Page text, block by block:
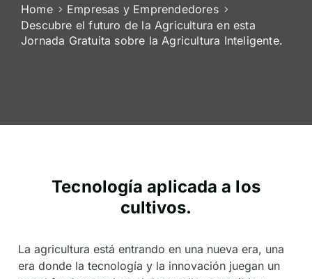
Home
Empresas y Emprendedores
Descubre el futuro de la Agricultura en esta
Jornada Gratuita sobre la Agricultura Inteligente.
Tecnología aplicada a los
cultivos.
La agricultura está entrando en una nueva era, una
era donde la tecnología y la innovación juegan un